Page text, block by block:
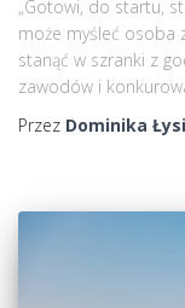
„Gotowi, do startu,
może myśleć osoba
stanąć w szranki z
zawodów i
Przez Dominika